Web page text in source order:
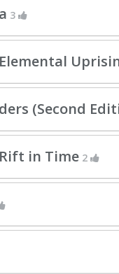
3
(Second
in Time 2